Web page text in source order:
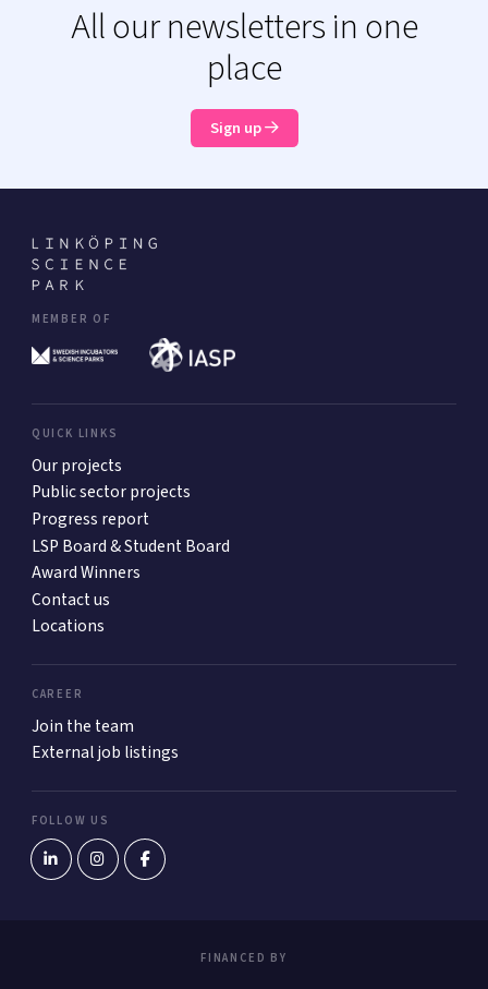
All our newsletters in one
place
Sign up
MEMBER OF
QUICK LINKS
Our projects
Public sector projects
Progress report
LSP Board & Student Board
Award Winners
Contact us
Locations
CAREER
Join the team
External job listings
FOLLOW US
FINANCED BY